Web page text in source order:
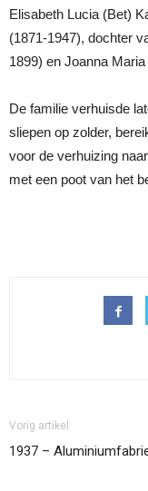
Elisabeth Lucia (Bet)
(1871-1947), dochter
1899) en Joanna
De familie verhuisde
sliepen op zolder,
voor de verhuizing
met een poot van het
Vorig artikel
1937 –